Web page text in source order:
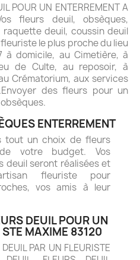
POUR UN ENTERREMENT A
fleurs deuil, obsèques,
deuil, coussin deuil
le plus proche du lieu
à domicile, au Cimetière, à
de Culte, au reposoir, à
Crématorium, aux services
des fleurs pour un
ENTERREMENT
tout un choix de fleurs
votre budget. Vos
deuil seront réalisées et
fleuriste pour
vos amis à leur
DEUIL POUR UN
STE MAXIME 83120
PAR UN FLEURISTE